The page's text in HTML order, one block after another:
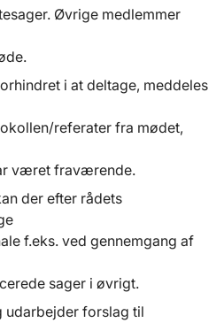
Øvrige medlemmer
i at deltage, meddeles
referater fra mødet,
været fraværende.
der efter rådets
f.eks. ved gennemgang af
sager i øvrigt.
forslag til